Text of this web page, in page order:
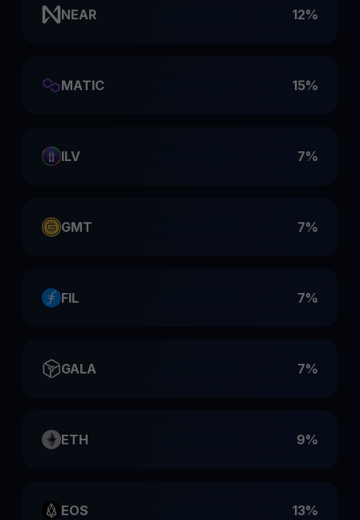
NEAR 12%
MATIC 15%
ILV 7%
GMT 7%
FIL 7%
GALA 7%
ETH 9%
EOS 13%